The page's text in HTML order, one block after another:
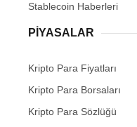
Stablecoin Haberleri
PIYASALAR
Kripto Para Fiyatları
Kripto Para Borsaları
Kripto Para Sözlüğü